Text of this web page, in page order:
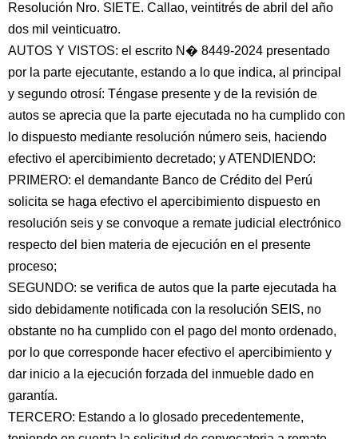
Resolución Nro. SIETE. Callao, veintitrés de abril del año
dos mil veinticuatro.
AUTOS Y VISTOS: el escrito N� 8449-2024 presentado
por la parte ejecutante, estando a lo que indica, al principal
y segundo otrosí: Téngase presente y de la revisión de
autos se aprecia que la parte ejecutada no ha cumplido con
lo dispuesto mediante resolución número seis, haciendo
efectivo el apercibimiento decretado; y ATENDIENDO:
PRIMERO: el demandante Banco de Crédito del Perú
solicita se haga efectivo el apercibimiento dispuesto en
resolución seis y se convoque a remate judicial electrónico
respecto del bien materia de ejecución en el presente
proceso;
SEGUNDO: se verifica de autos que la parte ejecutada ha
sido debidamente notificada con la resolución SEIS, no
obstante no ha cumplido con el pago del monto ordenado,
por lo que corresponde hacer efectivo el apercibimiento y
dar inicio a la ejecución forzada del inmueble dado en
garantía.
TERCERO: Estando a lo glosado precedentemente,